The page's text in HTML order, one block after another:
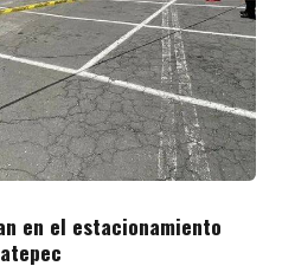
en el estacionamiento